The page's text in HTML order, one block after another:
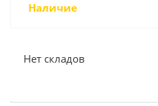
Наличие
Нет складов